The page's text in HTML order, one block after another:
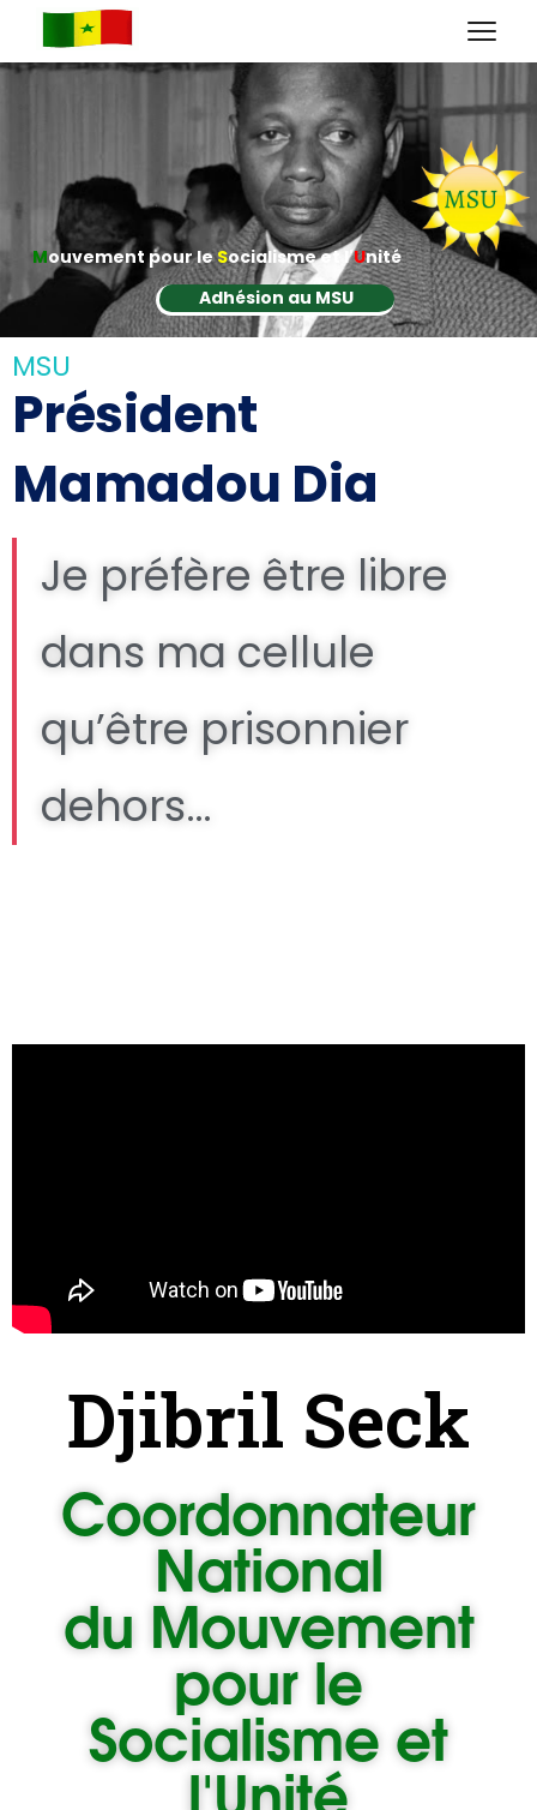
Mouvement pour leSocialisme et l'Unité
Adhésion au MSU
MSU
Président
Mamadou Dia
Je préfère être libre
dans ma cellule
qu’être prisonnier
dehors…
Djibril Seck
Coordonnateur
National
du Mouvement
pour le
Socialisme et